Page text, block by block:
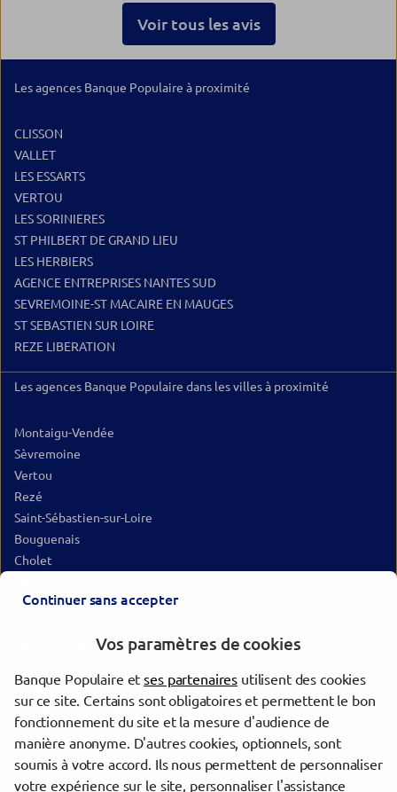
Voir tous les avis
Les agences Banque Populaire à proximité
CLISSON
VALLET
LES ESSARTS
VERTOU
LES SORINIERES
ST PHILBERT DE GRAND LIEU
LES HERBIERS
AGENCE ENTREPRISES NANTES SUD
SEVREMOINE-ST MACAIRE EN MAUGES
ST SEBASTIEN SUR LOIRE
REZE LIBERATION
Les agences Banque Populaire dans les villes à proximité
Montaigu-Vendée
Sèvremoine
Vertou
Rezé
Saint-Sébastien-sur-Loire
Bouguenais
Cholet
Beaupréau-en-Mauges
Orvault
La Chapelle-sur-Erdre
Challans
Couëron
Continuer sans accepter
Vos paramètres de cookies
Banque Populaire etses partenaires utilisent des cookies
sur ce site. Certains sont obligatoires et permettent le bon
fonctionnement du site et la mesure d'audience de
manière anonyme. D'autres cookies, optionnels, sont
soumis à votre accord. Ils nous permettent de personnaliser
votre expérience sur le site, personnaliser l'assistance